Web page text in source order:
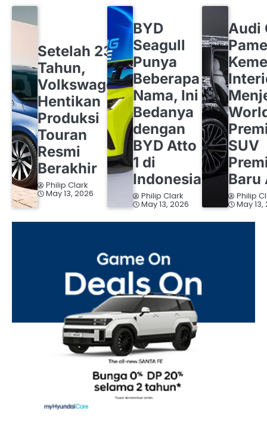
Setelah 23
Tahun,
Volkswagen
Hentikan
Produksi
Touran
Resmi
Berakhir
Philip Clark
May 13, 2026
BYD
Seagull
Punya
Beberapa
Nama, Ini
Bedanya
dengan
BYD Atto
1 di
Indonesia
Philip Clark
May 13, 2026
Audi
SUV
Baru
Philip
May 13,